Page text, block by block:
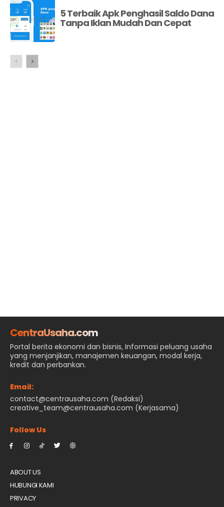
5 Terbaik Apk Penghasil Saldo Dana
Tanpa Iklan Mudah Dan Cepat
CentraUsaha.com
Portal berita ekonomi dan bisnis, Informasi peluang usaha
yang menjanjikan, manajemen keuangan, modal kerja,
kredit dan perbankan.
Email:
contact@centrausaha.com (Redaksi)
creative_team@centrausaha.com (Kerjasama)
Follow Us
ABOUT US
HUBUNGI KAMI
PRIVACY